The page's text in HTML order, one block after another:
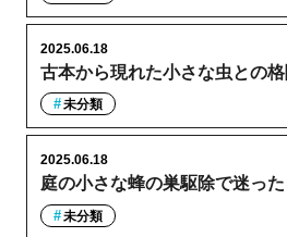
古本から現れた小さな虫との
2025.06.18
未分類
庭の小さな蜂の巣駆除で迷っ
2025.06.18
未分類